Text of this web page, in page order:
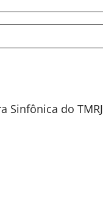
Sinfônica do TMRJ